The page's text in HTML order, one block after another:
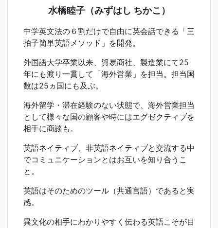
水橋睦子（みずはし ちかこ）
中学英文法の６割だけで自由に英会話できる「三
拍子簡単英語メソッド」を開発。
外国語大学卒業以来、貿易商社、製造業にて25
年にも渡り一貫して「海外営業」を担当。担当国
数は25ヵ国にも及ぶ。
海外留学・滞在経験のない状態で、海外営業担当
として様々な国の顧客や時にはエグゼクティブを
相手に商談も。
英語ネイティブ、非英語ネイティブと交流する中
でコミュニケーションとはお互いを知り合うこ
と。
英語はそのためのツール（共通言語）であると実
感。
異文化の相手にわかりやすく伝わる英語こそが目